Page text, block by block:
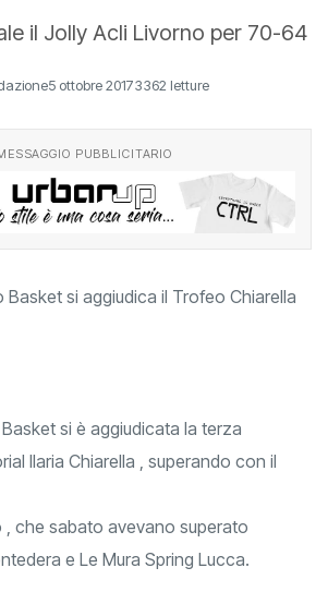
il Jolly Acli Livorno per 70-64
5 ottobre 20173362 letture
PUBBLICITARIO
si è aggiudicata la terza
Ilaria Chiarella , superando con il
, che sabato avevano superato
e Le Mura Spring Lucca.